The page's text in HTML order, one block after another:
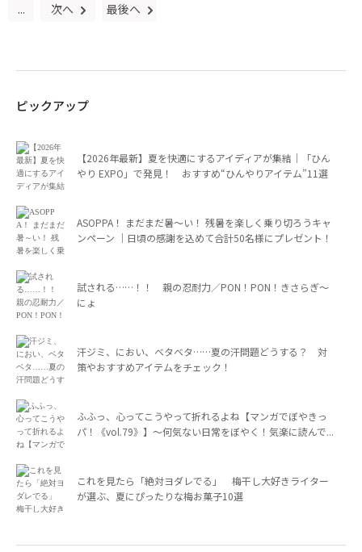
... 次へ 最後へ
ピックアップ
【2026年最新】夏を快適にするアイディアが集結｜「ひん
やり EXPO」で発見！ おすすめ“ひんやりアイテム”11選
ASOPPA！ まだまだ暑～い！ 残暑を楽しく乗り切ろうキャ
ンペーン ｜日頃の感謝を込めて合計50名様にプレゼント！
試される……！！ 親の忍耐力／PON！PON！きさらぎ～
にょ
汗ジミ、におい、ベタベタ……夏の汗問題どうする？ 対
策やおすすめアイテムをチェック！
ふふっ、心ってこうやって折れるよね【マンガでぼやきっ
パ！《vol.79》】～何気ない日常をぼやく！気楽に読んで...
これを見たら「絶対ヨダレでる」 梅干し大好きライター
が選ぶ、夏にぴったりな梅お菓子10選